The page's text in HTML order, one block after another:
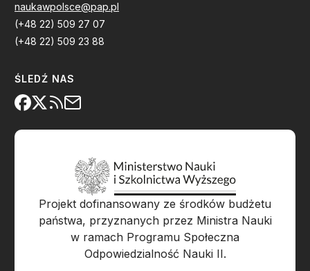
naukawpolsce@pap.pl
(+48 22) 509 27 07
(+48 22) 509 23 88
ŚLEDŹ NAS
Projekt dofinansowany ze środków budżetu
państwa, przyznanych przez Ministra Nauki
w ramach Programu Społeczna
Odpowiedzialność Nauki II.